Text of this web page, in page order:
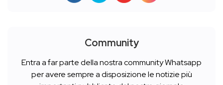
Community
Entra a far parte della nostra community Whatsapp
per avere sempre a disposizione le notizie più